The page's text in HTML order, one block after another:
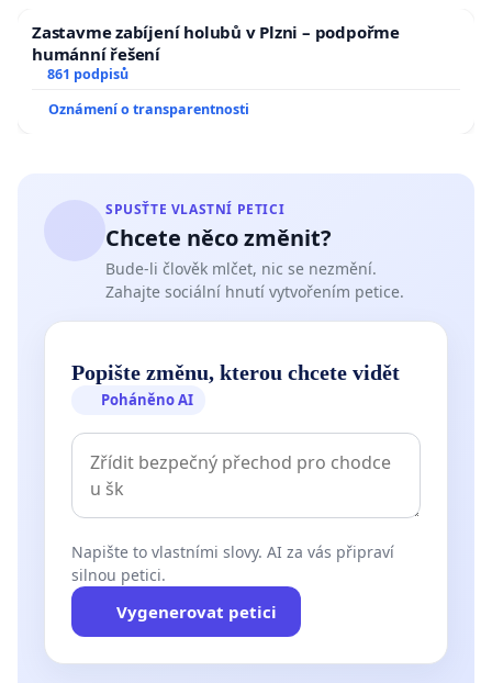
Zastavme zabíjení holubů v Plzni – podpořme
humánní řešení
861 podpisů
Oznámení o transparentnosti
SPUSŤTE VLASTNÍ PETICI
Chcete něco změnit?
Bude-li člověk mlčet, nic se nezmění.
Zahajte sociální hnutí vytvořením petice.
Popište změnu, kterou chcete vidět
Poháněno AI
Napište to vlastními slovy. AI za vás připraví
silnou petici.
Vygenerovat petici